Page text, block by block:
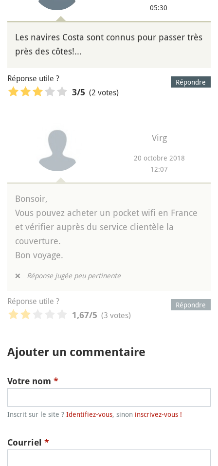
05:30
Les navires Costa sont connus pour passer très
près des côtes!...
Répondre
Réponse utile ?
3/5 (2 votes)
Virg
20 octobre 2018
12:07
Bonsoir,
Vous pouvez acheter un pocket wifi en France
et vérifier auprès du service clientèle la
couverture.
Bon voyage.
❌ Réponse jugée peu pertinente
Répondre
Réponse utile ?
1,67/5 (3 votes)
Ajouter un commentaire
Votre nom *
Inscrit sur le site ? Identifiez-vous, sinon inscrivez-vous !
Courriel *